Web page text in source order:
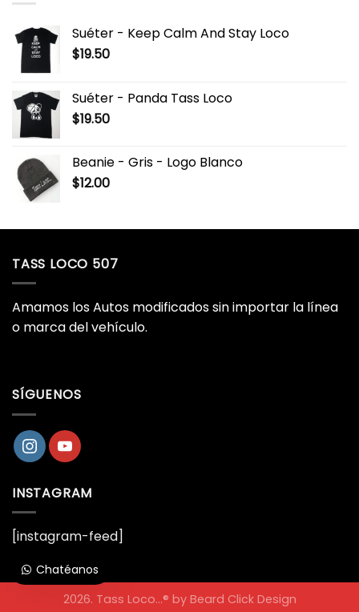
Suéter - Keep Calm And Stay Loco
$19.50
Suéter - Panda Tass Loco
$19.50
Beanie - Gris - Logo Blanco
$12.00
TASS LOCO 507
Amamos los Autos modificados sin importar la línea
o marca del vehículo.
SÍGUENOS
INSTAGRAM
[instagram-feed]
2026. Tass Loco...® by Beard Click Design
Chatéanos